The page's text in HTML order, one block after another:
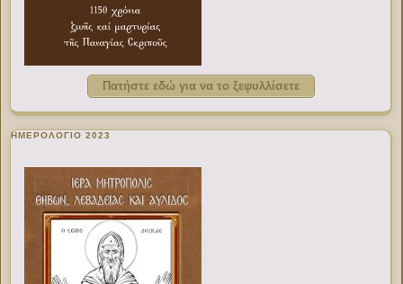
Πατήστε εδώ για να το ξεφυλλίσετε
ΗΜΕΡΟΛΟΓΙΟ 2023